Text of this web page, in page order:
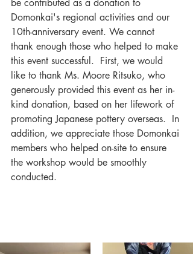
be contributed as a donation to
Domonkai's regional activities and our
10th-anniversary event. We cannot
thank enough those who helped to make
this event successful.  First, we would
like to thank Ms. Moore Ritsuko, who
generously provided this event as her in-
kind donation, based on her lifework of
promoting Japanese pottery overseas.  In
addition, we appreciate those Domonkai
members who helped on-site to ensure
the workshop would be smoothly
conducted.